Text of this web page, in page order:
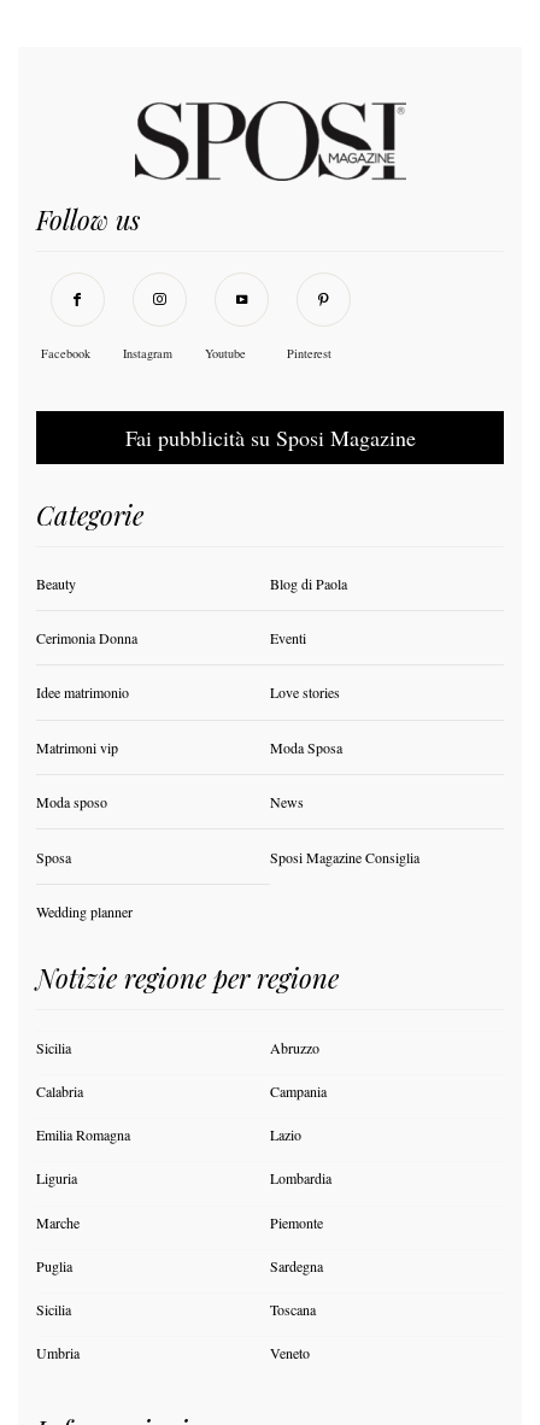
Follow us
Facebook Instagram Youtube Pinterest
Fai pubblicità su Sposi Magazine
Categorie
Beauty Blog di Paola
Cerimonia Donna Eventi
Idee matrimonio Love stories
Matrimoni vip Moda Sposa
Moda sposo News
Sposa Sposi Magazine Consiglia
Wedding planner
Notizie regione per regione
Sicilia Abruzzo
Calabria Campania
Emilia Romagna Lazio
Liguria Lombardia
Marche Piemonte
Puglia Sardegna
Sicilia Toscana
Umbria Veneto